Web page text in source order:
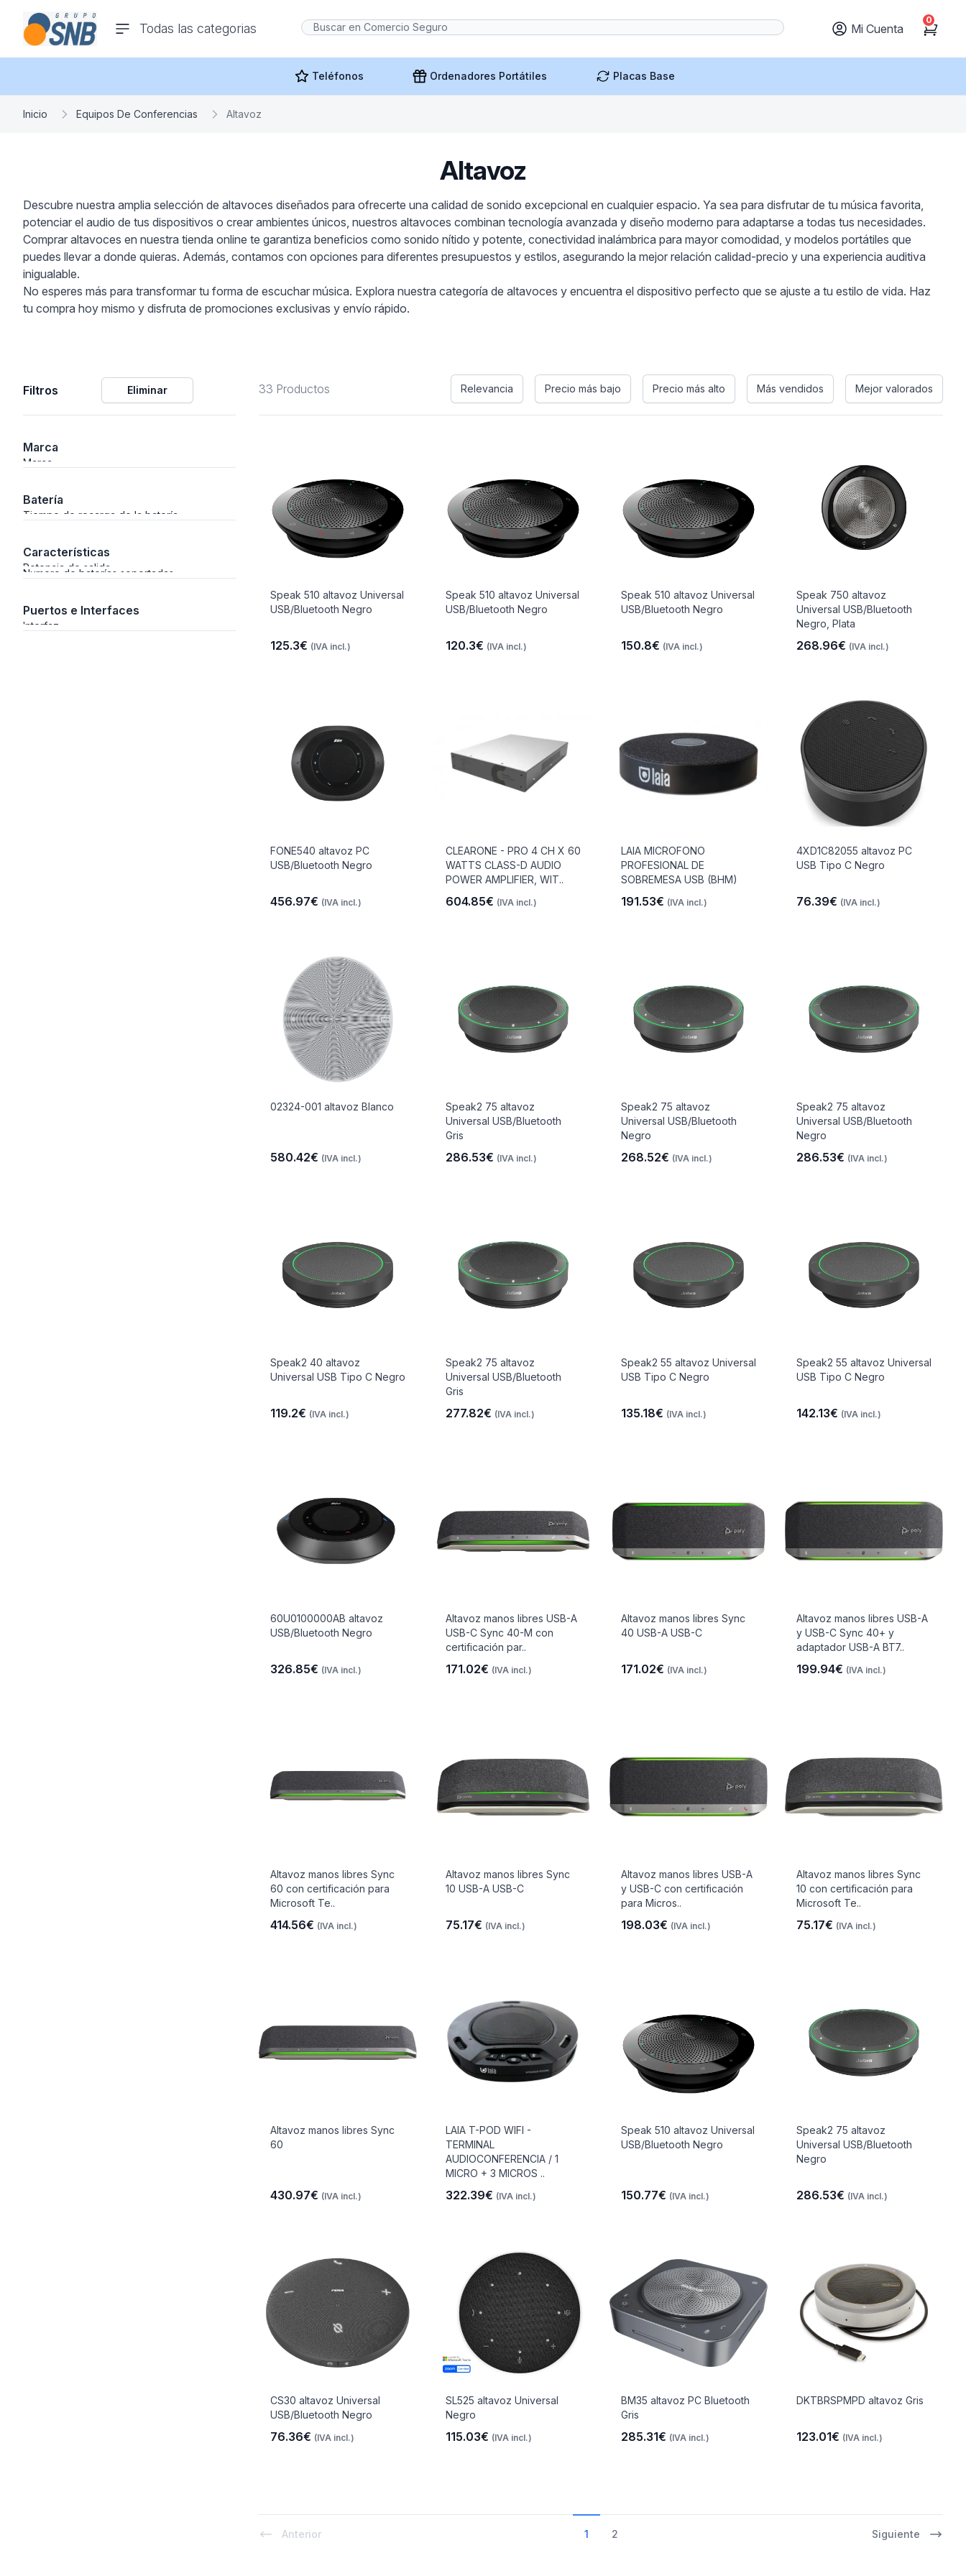
Todas las categorias
Y
comercioseguro.es
Mi Cuenta Cart
0
Teléfonos Ordenadores Portátiles Placas Base
Inicio Equipos De Conferencias Altavoz
Altavoz
Descubre nuestra amplia selección de altavoces diseñados para ofrecerte una calidad de sonido excepcional en cualquier espacio. Ya sea para disfrutar de tu música favorita,
potenciar el audio de tus dispositivos o crear ambientes únicos, nuestros altavoces combinan tecnología avanzada y diseño moderno para adaptarse a todas tus necesidades.
Comprar altavoces en nuestra tienda online te garantiza beneficios como sonido nítido y potente, conectividad inalámbrica para mayor comodidad, y modelos portátiles que
puedes llevar a donde quieras. Además, contamos con opciones para diferentes presupuestos y estilos, asegurando la mejor relación calidad-precio y una experiencia auditiva
inigualable.
No esperes más para transformar tu forma de escuchar música. Explora nuestra categoría de altavoces y encuentra el dispositivo perfecto que se ajuste a tu estilo de vida. Haz
tu compra hoy mismo y disfruta de promociones exclusivas y envío rápido.
Filtros Eliminar
Marca
Marca
Batería
Tiempo de recarga de la batería
Características
Potencia de salida
Numero de baterías soportadas
Puertos e Interfaces
Interfaz
33 Productos Relevancia Precio más bajo Precio más alto Más vendidos Mejor valorados
Speak 510 altavoz Universal
USB/Bluetooth Negro
125.3€ (IVA incl.)
Speak 510 altavoz Universal
USB/Bluetooth Negro
120.3€ (IVA incl.)
Speak 510 altavoz Universal
USB/Bluetooth Negro
150.8€ (IVA incl.)
Speak 750 altavoz
Universal USB/Bluetooth
Negro, Plata
268.96€ (IVA incl.)
FONE540 altavoz PC
USB/Bluetooth Negro
456.97€ (IVA incl.)
CLEARONE - PRO 4 CH X 60
WATTS CLASS-D AUDIO
POWER AMPLIFIER, WIT..
604.85€ (IVA incl.)
LAIA MICROFONO
PROFESIONAL DE
SOBREMESA USB (BHM)
191.53€ (IVA incl.)
4XD1C82055 altavoz PC
USB Tipo C Negro
76.39€ (IVA incl.)
02324-001 altavoz Blanco
580.42€ (IVA incl.)
Speak2 75 altavoz
Universal USB/Bluetooth
Gris
286.53€ (IVA incl.)
Speak2 75 altavoz
Universal USB/Bluetooth
Negro
268.52€ (IVA incl.)
Speak2 75 altavoz
Universal USB/Bluetooth
Negro
286.53€ (IVA incl.)
Speak2 40 altavoz
Universal USB Tipo C Negro
119.2€ (IVA incl.)
Speak2 75 altavoz
Universal USB/Bluetooth
Gris
277.82€ (IVA incl.)
Speak2 55 altavoz Universal
USB Tipo C Negro
135.18€ (IVA incl.)
Speak2 55 altavoz Universal
USB Tipo C Negro
142.13€ (IVA incl.)
60U0100000AB altavoz
USB/Bluetooth Negro
326.85€ (IVA incl.)
Altavoz manos libres USB-A
USB-C Sync 40-M con
certificación par..
171.02€ (IVA incl.)
Altavoz manos libres Sync
40 USB-A USB-C
171.02€ (IVA incl.)
Altavoz manos libres USB-A
y USB-C Sync 40+ y
adaptador USB-A BT7..
199.94€ (IVA incl.)
Altavoz manos libres Sync
60 con certificación para
Microsoft Te..
414.56€ (IVA incl.)
Altavoz manos libres Sync
10 USB-A USB-C
75.17€ (IVA incl.)
Altavoz manos libres USB-A
y USB-C con certificación
para Micros..
198.03€ (IVA incl.)
Altavoz manos libres Sync
10 con certificación para
Microsoft Te..
75.17€ (IVA incl.)
Altavoz manos libres Sync
60
430.97€ (IVA incl.)
LAIA T-POD WIFI -
TERMINAL
AUDIOCONFERENCIA / 1
MICRO + 3 MICROS ..
322.39€ (IVA incl.)
Speak 510 altavoz Universal
USB/Bluetooth Negro
150.77€ (IVA incl.)
Speak2 75 altavoz
Universal USB/Bluetooth
Negro
286.53€ (IVA incl.)
CS30 altavoz Universal
USB/Bluetooth Negro
76.36€ (IVA incl.)
SL525 altavoz Universal
Negro
115.03€ (IVA incl.)
BM35 altavoz PC Bluetooth
Gris
285.31€ (IVA incl.)
DKTBRSPMPD altavoz Gris
123.01€ (IVA incl.)
Anterior 1 2 Siguiente